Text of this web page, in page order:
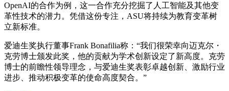
OpenAI的合作为例，这一合作充分挖掘了人工智能及其他变
革性技术的潜力。凭借这份专注，ASU将持续为教育变革树
立新标准。
爱迪生奖执行董事Frank Bonafilia称：“我们很荣幸向迈克尔・
克劳博士颁发此奖，他的贡献为学术创新设定了新高度。克劳
博士的前瞻性领导理念，与爱迪生奖表彰卓越创新、激励行业
进步、推动积极变革的使命高度契合。”